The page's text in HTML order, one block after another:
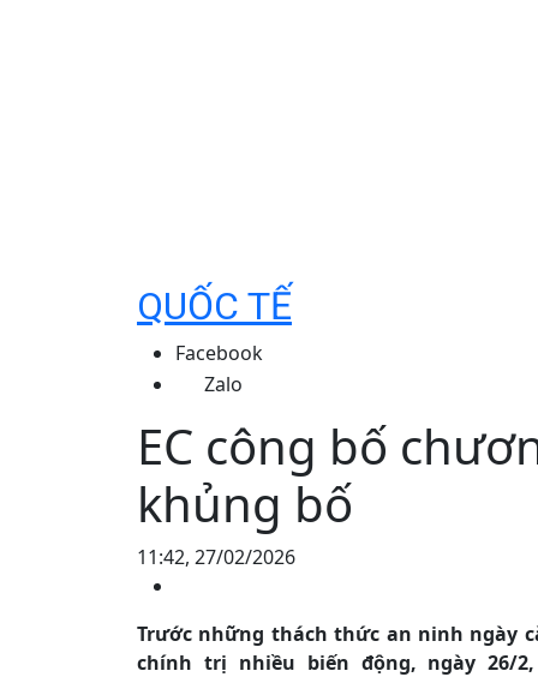
QUỐC TẾ
Facebook
Zalo
EC công bố
khủng bố
11:42, 27/02/2026
Trước những thách thức an ninh ngày
chính trị nhiều biến động, ngày 26/